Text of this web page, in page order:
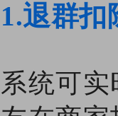
1.退群扣
系统可